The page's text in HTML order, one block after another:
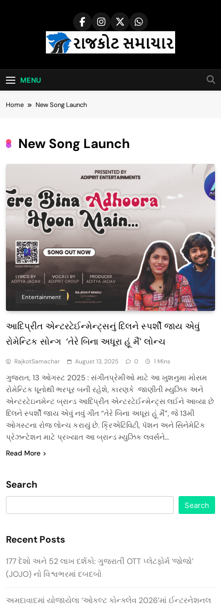
Rajkot Samachar
MENU
Home New Song Launch
New Song Launch
Entertainment
આદિપ્રીત એન્ટરટેઈન્મેન્ટ્સનું દિલને સ્પર્શી જાય એવું
રોમેન્ટિક સોન્ગ ‘તેરે બિના અધૂરા હૂં મૈં’ લોન્ચ
RajkotSamachar August 13, 2025 0 1 Mins
ગુજરાત, 13 ઓગસ્ટ 2025 : સંગીતપ્રેમીઓ માટે આ ખુશનુમા મોસમ
રોમેન્ટિક ધૂનોથી ભરપૂર બની રહેશે, કારણકે જાણીતી મ્યુઝિક અને
એન્ટરટેઇનમેન્ટ બ્રાન્ડ આદિપ્રીત એન્ટરટેઈન્મેન્ટ્સ લઈને આવ્યા છે
દિલને સ્પર્શી જાય એવું નવું ગીત “તેરે બિના અધૂરા હૂં મૈં”, જે 13મી
ઓગસ્ટના રોજ લોન્ચ કરાયું છે. ક્રિએટિવિટી, પૅશન અને સિનેમેટિક
પ્રેઝન્ટેશન માટે પ્રખ્યાત આ બ્રાન્ડ મ્યુઝિક લવર્સને…
Read More
Search
Search
Recent Posts
177 દેશો અને 52 લાખ દર્શકો: ગુજરાતી OTT પ્લેટફોર્મ ‘જોજો’
(JOJO) નો વિશ્વભરમાં દબદબો
અમદાવાદમાં યોજાયેલા ‘ઓકલ્ટ કોન્ક્લેવ 2026’માં ઈન્ટરનેશનલ